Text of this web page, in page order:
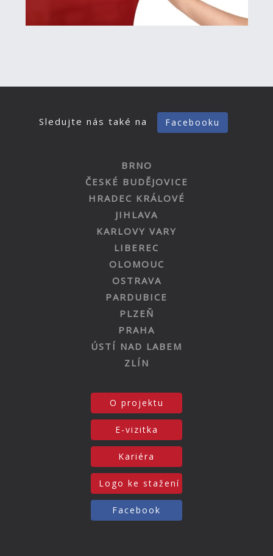
Sledujte nás také na Facebooku
BRNO
ČESKÉ BUDĚJOVICE
HRADEC KRÁLOVÉ
JIHLAVA
KARLOVY VARY
LIBEREC
OLOMOUC
OSTRAVA
PARDUBICE
PLZEŇ
PRAHA
ÚSTÍ NAD LABEM
ZLÍN
O projektu
E-vizitka
Kariéra
Logo ke stažení
Facebook